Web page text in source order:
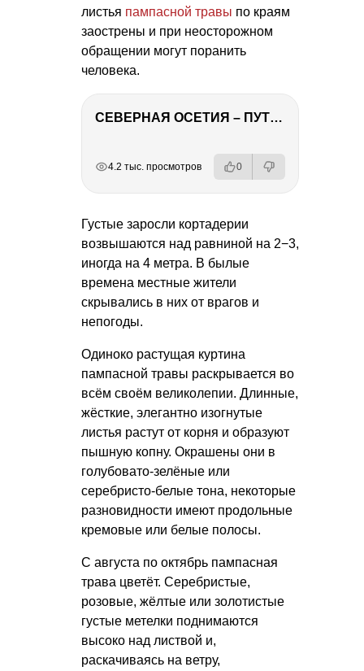
листья пампасной травы по краям
заострены и при неосторожном
обращении могут поранить
человека.
СЕВЕРНАЯ ОСЕТИЯ – ПУТЕШЕСТВИЕ НА КАВКАЗ часть 4
4.2 тыс. просмотров 0
Густые заросли кортадерии
возвышаются над равниной на 2−3,
иногда на 4 метра. В былые
времена местные жители
скрывались в них от врагов и
непогоды.
Одиноко растущая куртина
пампасной травы раскрывается во
всём своём великолепии. Длинные,
жёсткие, элегантно изогнутые
листья растут от корня и образуют
пышную копну. Окрашены они в
голубовато-зелёные или
серебристо-белые тона, некоторые
разновидности имеют продольные
кремовые или белые полосы.
С августа по октябрь пампасная
трава цветёт. Серебристые,
розовые, жёлтые или золотистые
густые метелки поднимаются
высоко над листвой и,
раскачиваясь на ветру,